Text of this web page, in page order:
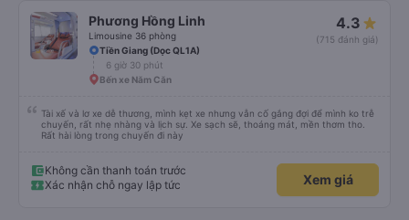
Phương Hồng Linh
Limousine 36 phòng
4.3
(715 đánh giá)
Tiền Giang (Dọc QL1A)
6 giờ 30 phút
Bến xe Năm Căn
Tài xế và lơ xe dễ thương, mình kẹt xe nhưng vẫn cố gắng đợi để mình ko trễ
chuyến, rất nhẹ nhàng và lịch sự. Xe sạch sẽ, thoáng mát, mền thơm tho.
Rất hài lòng trong chuyến đi này
Không cần thanh toán trước
Xác nhận chỗ ngay lập tức
Xem giá